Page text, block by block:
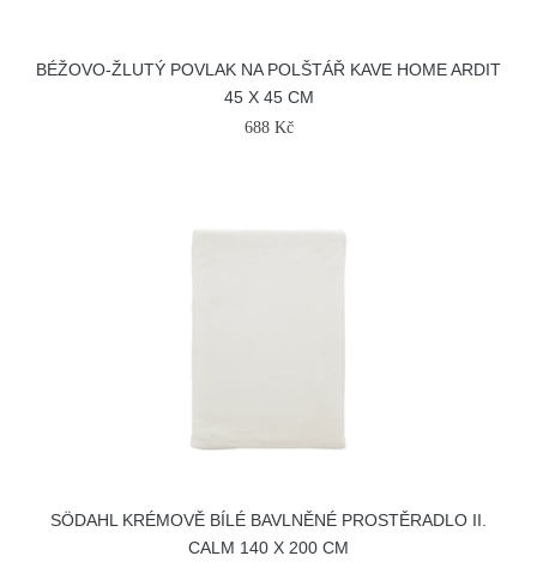
BÉŽOVO-ŽLUTÝ POVLAK NA POLŠTÁŘ KAVE HOME ARDIT
45 X 45 CM
688 Kč
SÖDAHL KRÉMOVĚ BÍLÉ BAVLNĚNÉ PROSTĚRADLO II.
CALM 140 X 200 CM